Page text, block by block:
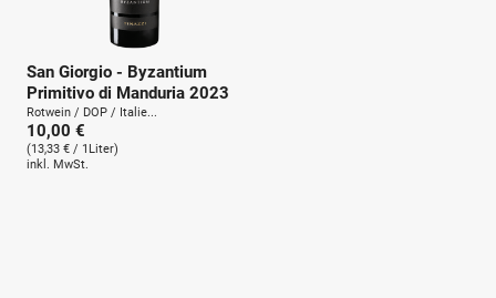
San Giorgio - Byzantium
Primitivo di Manduria 2023
Rotwein / DOP / Italie...
10,00 €
(13,33 € / 1Liter)
inkl. MwSt.